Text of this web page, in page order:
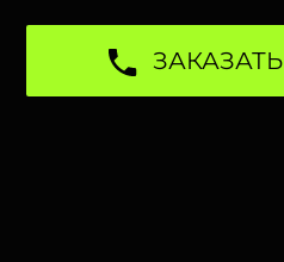
ЗАКАЗАТЬ